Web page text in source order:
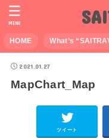
HOME What’s
MENU
2021.01.27
MapChart_Map
ツイート